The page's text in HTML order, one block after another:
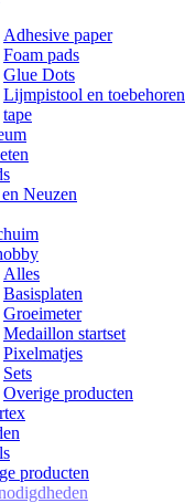
Adhesive paper
Foam pads
Glue Dots
Lijmpistool en toebehoren
tape
Neuzen
Alles
Basisplaten
Groeimeter
Medaillon startset
Pixelmatjes
Sets
Overige producten
producten